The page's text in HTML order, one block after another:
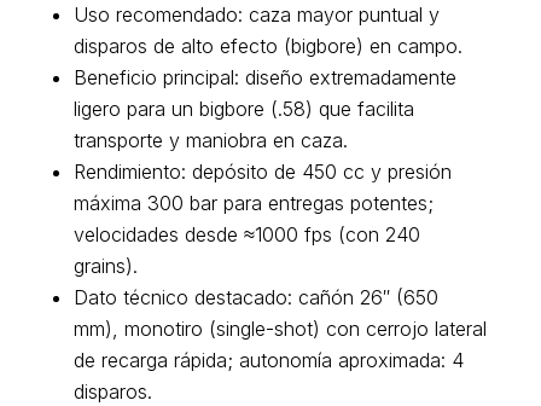
Uso recomendado: caza mayor puntual y
disparos de alto efecto (bigbore) en campo.
Beneficio principal: diseño extremadamente
ligero para un bigbore (.58) que facilita
transporte y maniobra en caza.
Rendimiento: depósito de 450 cc y presión
máxima 300 bar para entregas potentes;
velocidades desde ≈1000 fps (con 240
grains).
Dato técnico destacado: cañón 26″ (650
mm), monotiro (single-shot) con cerrojo lateral
de recarga rápida; autonomía aproximada: 4
disparos.